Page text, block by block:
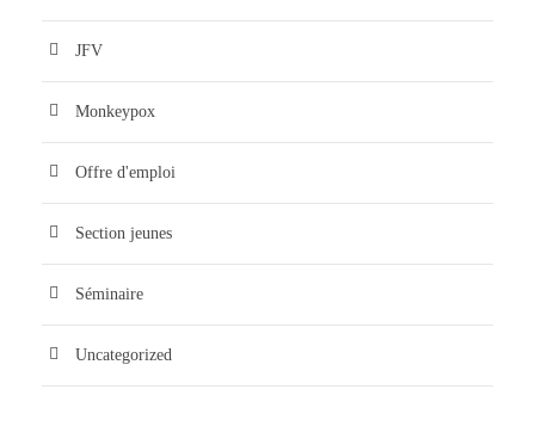
JFV
Monkeypox
Offre d'emploi
Section jeunes
Séminaire
Uncategorized